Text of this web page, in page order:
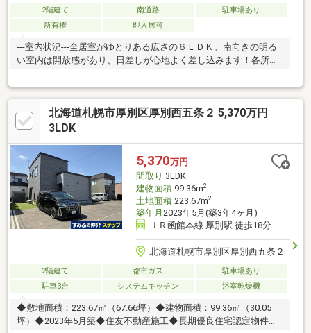
2階建て 南道路
駐車場あり
所有権
即入居可
---室内状況---全居室がゆとりある広さの６ＬＤＫ。南向きの明る
い室内は開放感があり、日差しが心地よく差し込みます！各所に
をスッキリと保つことが可能です。敷地内には物置も完備されて
おり、タイヤやアウトドア用品の保管にも便利。現状渡しのため
お好みのリフォームを楽しむこともできます！大家族での賑やか
な暮らしや、リモートワーク用の個室確保など、多様なニーズに
を過ごせる物件です♪
北海道札幌市厚別区厚別西五条２ 5,370万円
3LDK
5,370万円
間取り 3LDK
建物面積99.36m2
土地面積223.67m2
築年月 2023年5月(築3年4ヶ月)
ＪＲ函館本線 厚別駅 徒歩18分
北海道札幌市厚別区厚別西五条２
2階建て 都市ガス
駐車場あり
駐車3台
システムキッチン 浴室乾燥機
◆敷地面積：223.67㎡（67.66坪）◆建物面積：99.36㎡（30.05
坪）◆2023年5月築◆住友不動産施工◆長期優良住宅認定物件